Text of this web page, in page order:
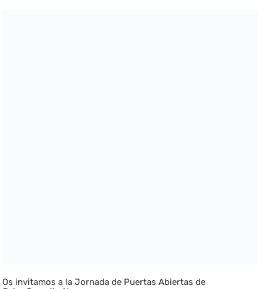
Os invitamos a la Jornada de Puertas Abiertas de